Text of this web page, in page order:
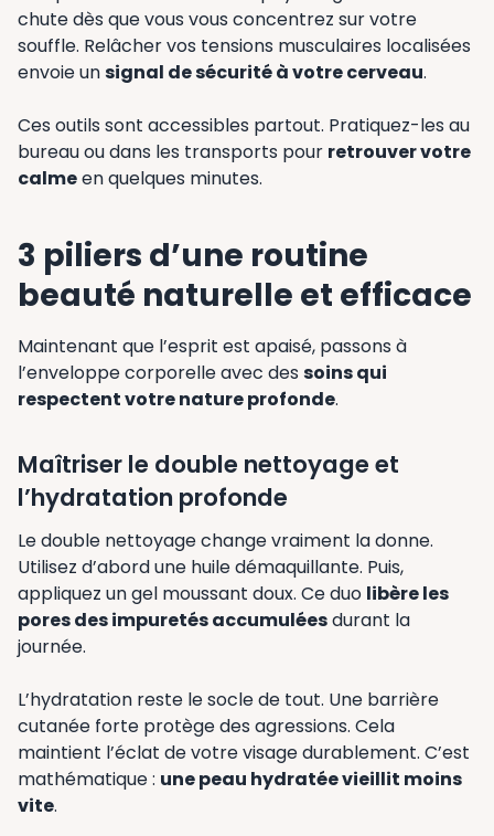
chute dès que vous vous concentrez sur votre
souffle. Relâcher vos tensions musculaires localisées
envoie unsignal de sécurité à votre cerveau.
Ces outils sont accessibles partout. Pratiquez-les au
bureau ou dans les transports pour retrouver votre
calmeen quelques minutes.
3 piliers d’une routine
beauté naturelle et efficace
Maintenant que l’esprit est apaisé, passons à
l’enveloppe corporelle avec des soins qui
respectent votre nature profonde.
Maîtriser le double nettoyage et
l’hydratation profonde
Le double nettoyage change vraiment la donne.
Utilisez d’abord une huile démaquillante. Puis,
appliquez un gel moussant doux. Ce duo libère les
pores des impuretés accumuléesdurant la
journée.
L’hydratation reste le socle de tout. Une barrière
cutanée forte protège des agressions. Cela
maintient l’éclat de votre visage durablement. C’est
mathématique : une peau hydratée vieillit moins
vite.